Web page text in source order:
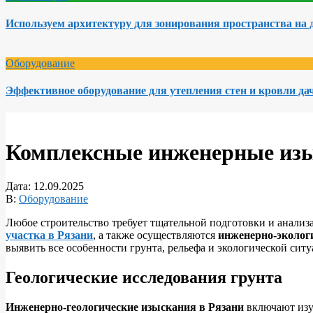
Используем архитектуру для зонирования пространства на
Оборудование
Эффективное оборудование для утепления стен и кровли
Комплексные инженерные
Дата: 12.09.2025
В: Оборудование
Любое строительство требует тщательной подготовки и
участка в Рязани, а также осуществляются инженерно-
выявить все особенности грунта, рельефа и экологической
Геологические исследования грунта
Инженерно-геологические изыскания в Рязани включают